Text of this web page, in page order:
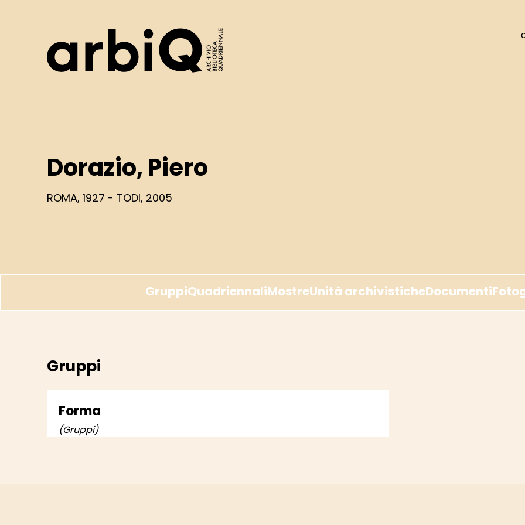
Dorazio, Piero
ROMA, 1927 - TODI, 2005
GruppiQuadriennaliMostreUnità archivisticheDocumenti
Gruppi
Forma
(Gruppi)